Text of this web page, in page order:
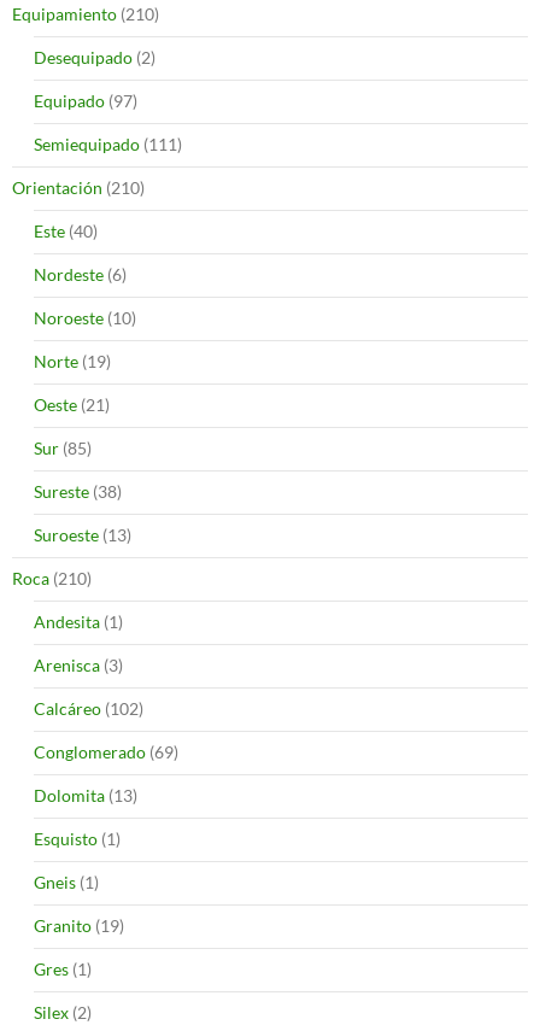
Equipamiento (210)
Desequipado (2)
Equipado (97)
Semiequipado (111)
Orientación (210)
Este (40)
Nordeste (6)
Noroeste (10)
Norte (19)
Oeste (21)
Sur (85)
Sureste (38)
Suroeste (13)
Roca (210)
Andesita (1)
Arenisca (3)
Calcáreo (102)
Conglomerado (69)
Dolomita (13)
Esquisto (1)
Gneis (1)
Granito (19)
Gres (1)
Silex (2)